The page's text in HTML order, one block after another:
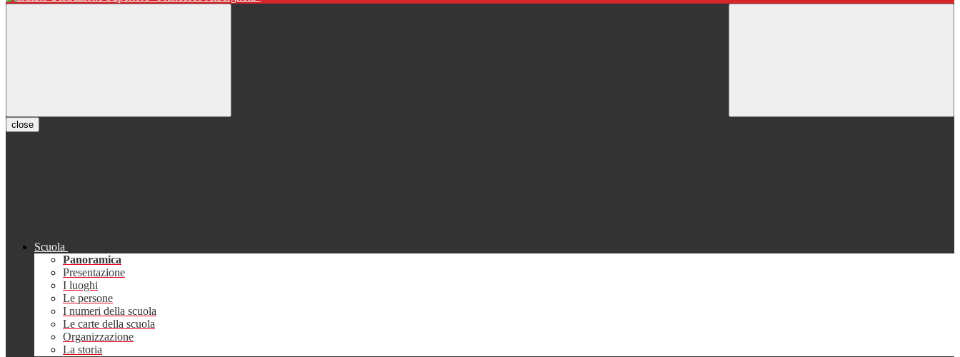
close
Scuola
Panoramica
Presentazione
I luoghi
Le persone
I numeri della scuola
Le carte della scuola
Organizzazione
La storia